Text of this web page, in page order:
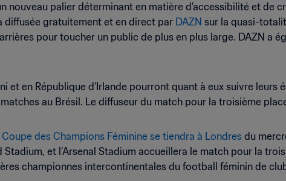
nouveau palier déterminant en matière d’accessibilité et de
diffusée gratuitement et en direct par DAZN sur la quasi-
pour toucher un public de plus en plus large. DAZN a
et en République d’Irlande pourront quant à eux suivre
au Brésil. Le diffuseur du match pour la troisième
des Champions Féminine se tiendra à Londres du
et l’Arsenal Stadium accueillera le match pour la
championnes intercontinentales du football féminin de